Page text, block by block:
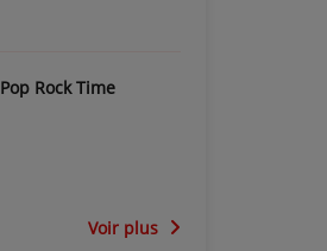
Pop Rock Time
Voir plus